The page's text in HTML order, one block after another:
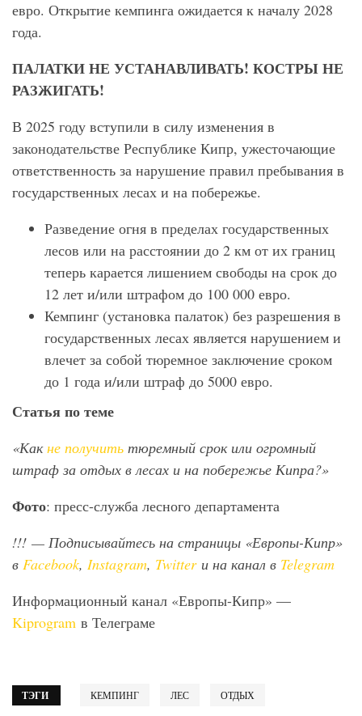
евро. Открытие кемпинга ожидается к началу 2028
года.
ПАЛАТКИ НЕ УСТАНАВЛИВАТЬ! КОСТРЫ НЕ
РАЗЖИГАТЬ!
В 2025 году вступили в силу изменения в
законодательстве Республике Кипр, ужесточающие
ответственность за нарушение правил пребывания в
государственных лесах и на побережье.
Разведение огня в пределах государственных
лесов или на расстоянии до 2 км от их границ
теперь карается лишением свободы на срок до
12 лет и/или штрафом до 100 000 евро.
Кемпинг (установка палаток) без разрешения в
государственных лесах является нарушением и
влечет за собой тюремное заключение сроком
до 1 года и/или штраф до 5000 евро.
Статья по теме
«Какне получить тюремный срок или огромный
штраф за отдых в лесах и на побережье Кипра?»
Фото: пресс-служба лесного департамента
!!! — Подписывайтесь на страницы «Европы-Кипр»
в Facebook, Instagram, Twitter и на канал в Telegram
Информационный канал «Европы-Кипр» —
Kiprogram в Телеграме
ТЭГИ КЕМПИНГ ЛЕС ОТДЫХ